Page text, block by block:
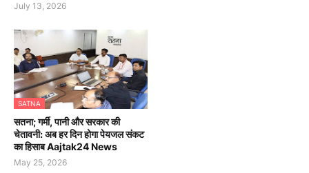
July 13, 2026
SATNA
सतना; गर्मी, पानी और सरकार की
चेतावनी: अब हर दिन होगा पेयजल संकट
का हिसाब Aajtak24 News
May 25, 2026